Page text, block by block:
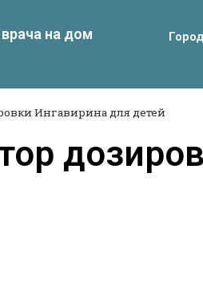
на дом
Ингавирина для детей